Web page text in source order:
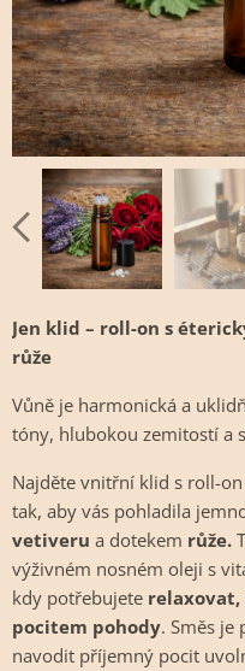
Jen klid – roll-on s
růže
Vůně je harmonická a
tóny, hlubokou zemitostí a
Najděte vnitřní klid s roll-
tak, aby vás pohladila
vetiveru a dotekem růže.
výživném nosném oleji s
kdy potřebujete
pocitem pohody. Směs je
navodit příjemný pocit